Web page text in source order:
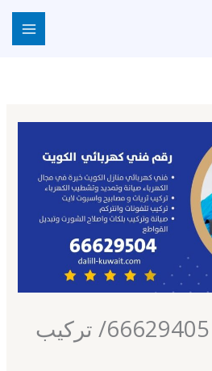
تركيب ثريات / 66629405/ تركيب